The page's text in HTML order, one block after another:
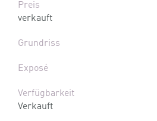
Preis
verkauft
Grundriss
Exposé
Verfügbarkeit
Verkauft